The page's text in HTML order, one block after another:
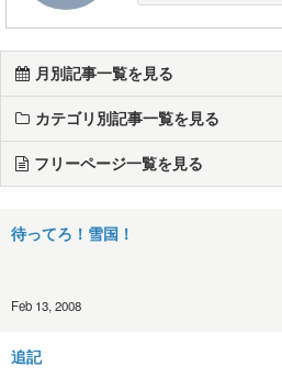
月別記事一覧を見る
カテゴリ別記事一覧を見る
フリーページ一覧を見る
待ってろ！雪国！
Feb 13, 2008
追記